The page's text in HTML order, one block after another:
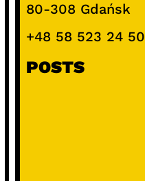
80-308 Gdańsk
+48 58 523 24 50
POSTS